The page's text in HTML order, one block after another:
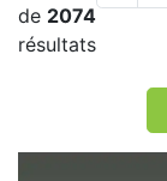
de 2074
résultats